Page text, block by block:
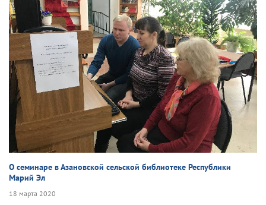
О семинаре в Азановской сельской библиотеке Республики
Марий Эл
18 марта 2020